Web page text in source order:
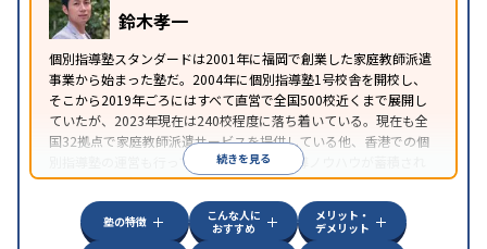
鈴木孝一
個別指導塾スタンダードは2001年に福岡で創業した家庭教師派遣
事業から始まった塾だ。2004年に個別指導塾1号校舎を開校し、
そこから2019年ごろにはすべて直営で全国500校近くまで展開し
ていたが、2023年現在は240校程度に落ち着いている。現在も全
国32拠点で家庭教師派遣サービスを提供している他、香港での個
別指導塾の運営も行っており、汎用的な指導ノウハウが蓄積され
ていることが伺える。
続きを見る
塾の特徴
こんな人に
おすすめ
メリット・
デメリット